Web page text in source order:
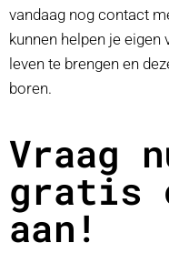
vandaag nog contact
kunnen helpen je
leven te brengen en
boren.
Vraag
gratis
aan!